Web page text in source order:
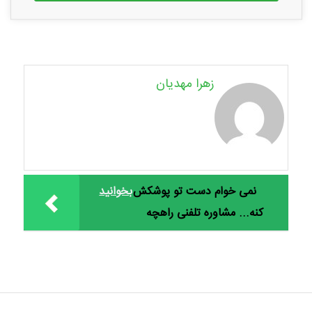
زهرا مهدیان
بخوانیدنمی خوام دست تو پوشکش
کنه... مشاوره تلفنی راهچه